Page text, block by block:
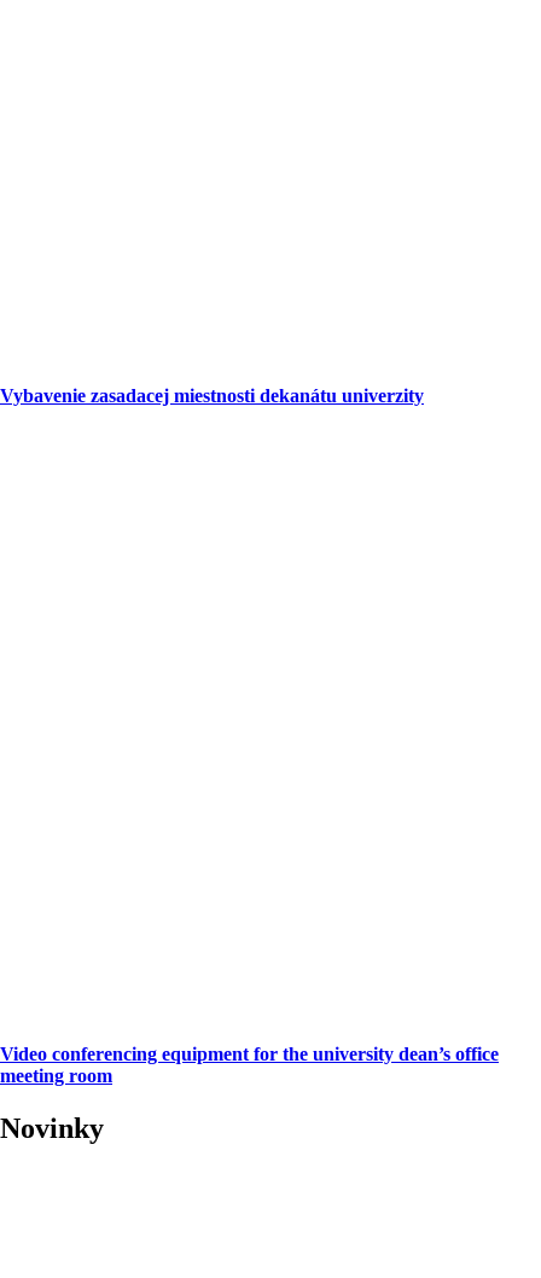
Vybavenie zasadacej miestnosti dekanátu univerzity
Video conferencing equipment for the university dean’s office
meeting room
Novinky